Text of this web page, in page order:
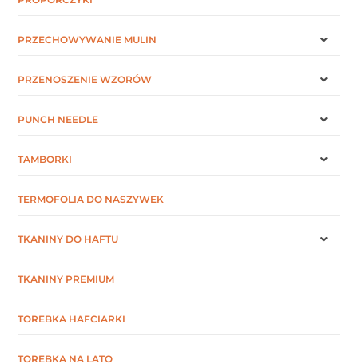
PRZECHOWYWANIE MULIN
PRZENOSZENIE WZORÓW
PUNCH NEEDLE
TAMBORKI
TERMOFOLIA DO NASZYWEK
TKANINY DO HAFTU
TKANINY PREMIUM
TOREBKA HAFCIARKI
TOREBKA NA LATO